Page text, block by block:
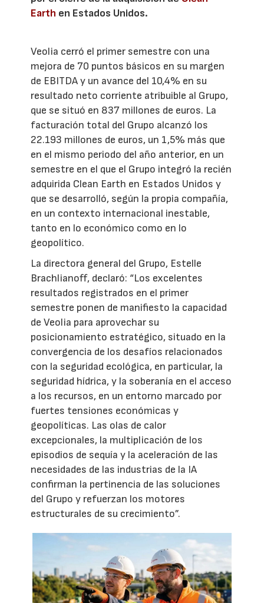
Earth en Estados Unidos.
Veolia cerró el primer semestre con una
mejora de 70 puntos básicos en su margen
de EBITDA y un avance del 10,4% en su
resultado neto corriente atribuible al Grupo,
que se situó en 837 millones de euros. La
facturación total del Grupo alcanzó los
22.193 millones de euros, un 1,5% más que
en el mismo periodo del año anterior, en un
semestre en el que el Grupo integró la recién
adquirida Clean Earth en Estados Unidos y
que se desarrolló, según la propia compañía,
en un contexto internacional inestable,
tanto en lo económico como en lo
geopolítico.
La directora general del Grupo, Estelle
Brachlianoff, declaró: “Los excelentes
resultados registrados en el primer
semestre ponen de manifiesto la capacidad
de Veolia para aprovechar su
posicionamiento estratégico, situado en la
convergencia de los desafíos relacionados
con la seguridad ecológica, en particular, la
seguridad hídrica, y la soberanía en el acceso
a los recursos, en un entorno marcado por
fuertes tensiones económicas y
geopolíticas. Las olas de calor
excepcionales, la multiplicación de los
episodios de sequía y la aceleración de las
necesidades de las industrias de la IA
confirman la pertinencia de las soluciones
del Grupo y refuerzan los motores
estructurales de su crecimiento”.